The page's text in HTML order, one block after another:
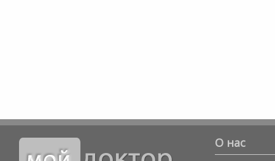
О нас